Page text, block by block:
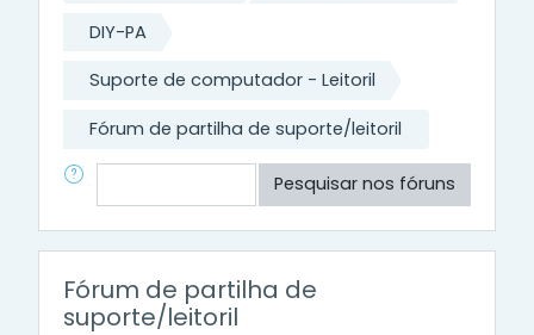
DIY-PA
Suporte de computador - Leitoril
Fórum de partilha de suporte/leitoril
Pesquisar
Pesquisar nos fóruns
Fórum de partilha de
suporte/leitoril